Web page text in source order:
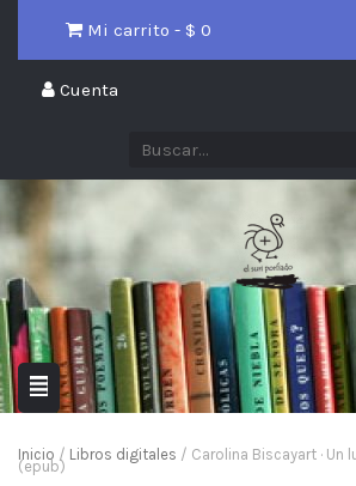
Mi carrito - $ 0
Cuenta
Inicio / Libros digitales / Carolina Biscayart · Un
(epub)